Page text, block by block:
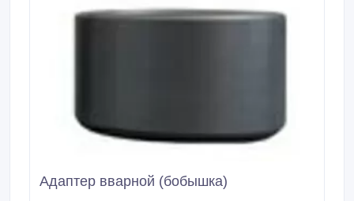
Адаптер вварной (бобышка)